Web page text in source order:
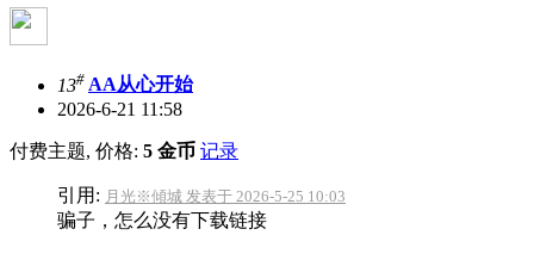
13# AA从心开始
2026-6-21 11:58
付费主题, 价格: 5 金币 记录
引用: 月光※傾城 发表于 2026-5-25 10:03
骗子，怎么没有下载链接